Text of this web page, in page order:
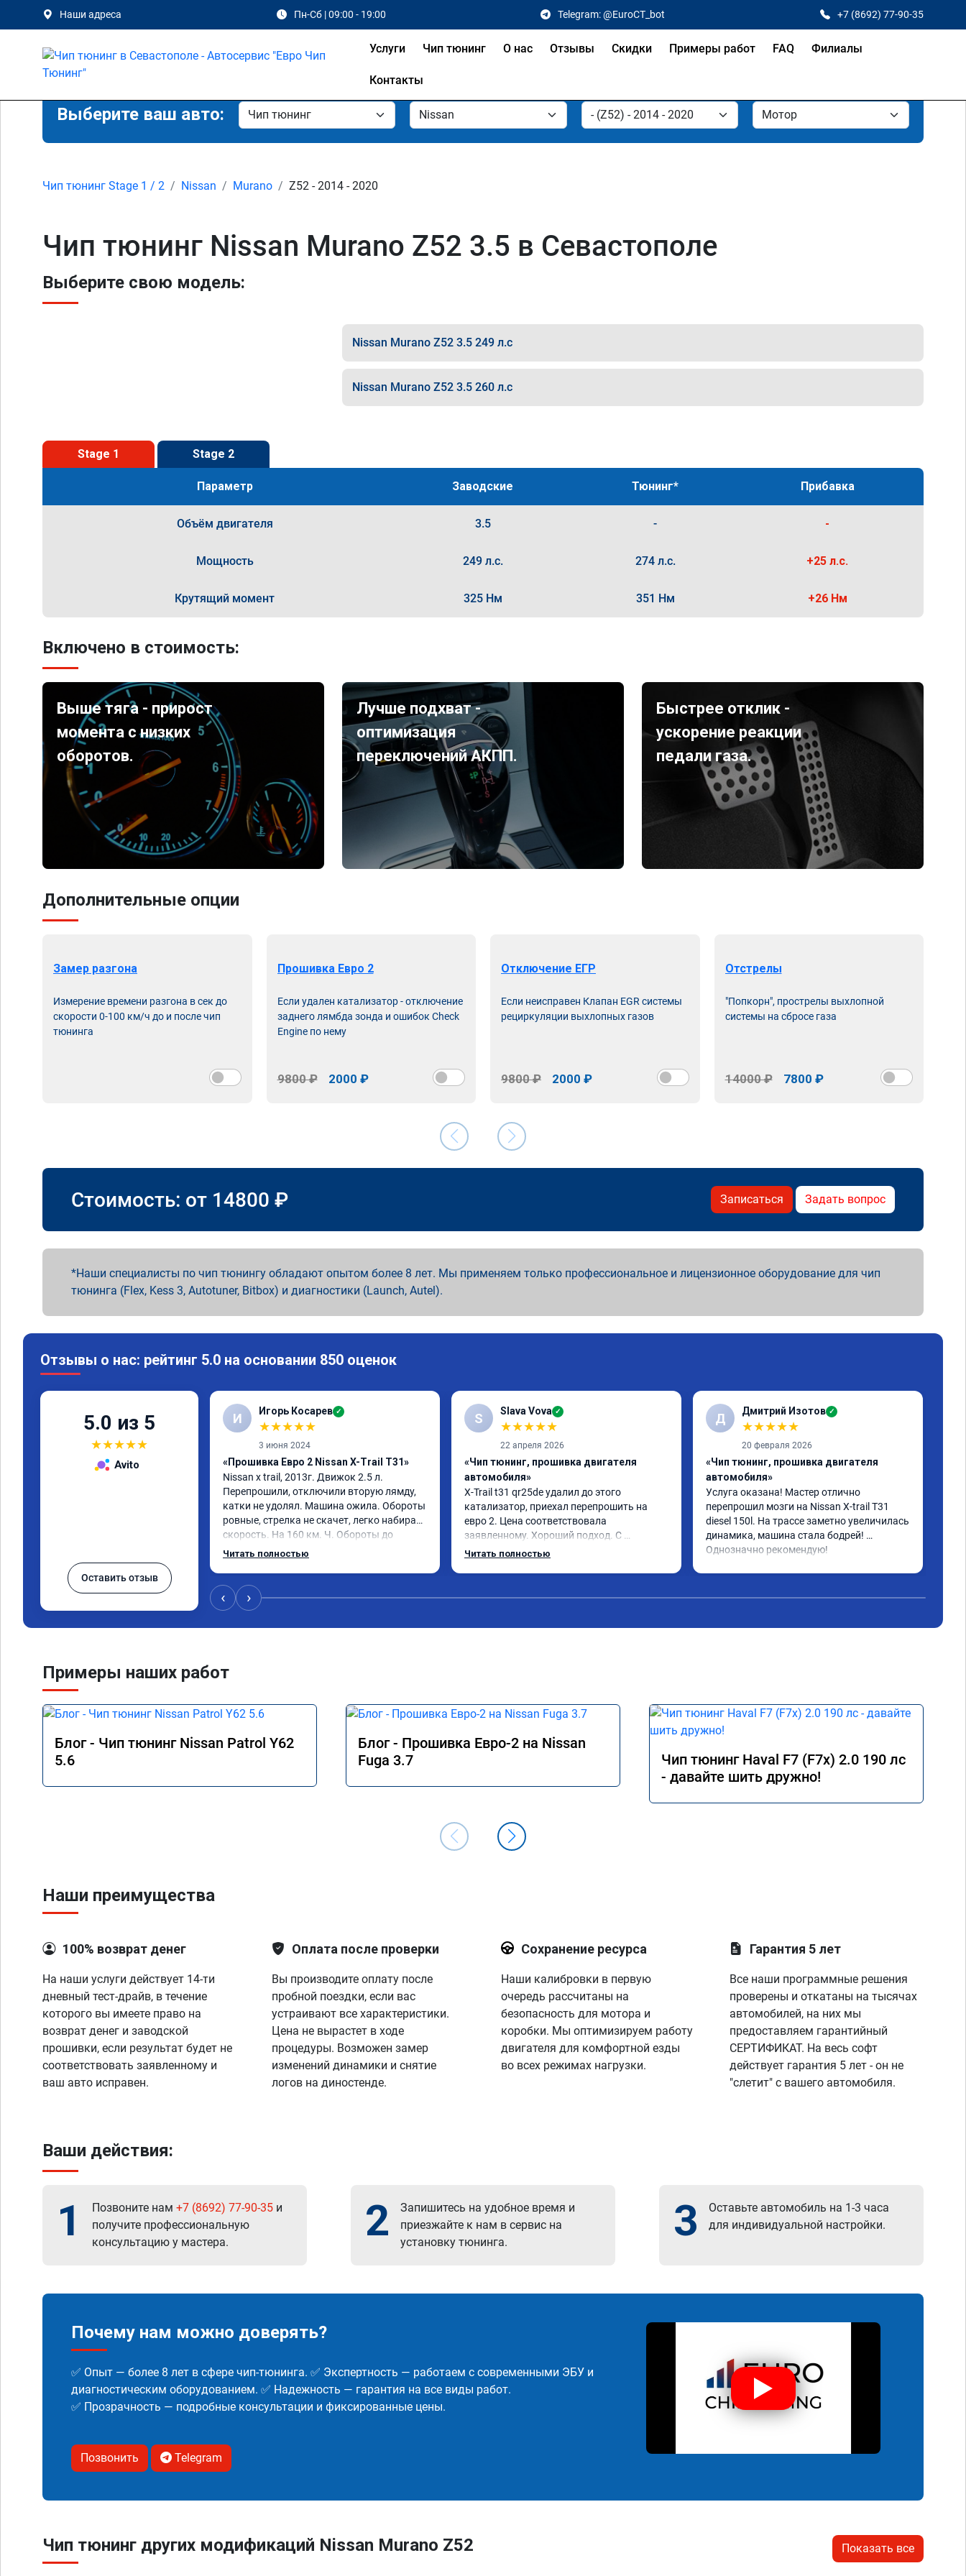
Наши адреса Пн-Сб | 09:00 - 19:00 Telegram: @EuroCT_bot +7 (8692) 77-90-35
Услуги Чип тюнинг О нас Отзывы Скидки Примеры работ FAQ Филиалы
Контакты
Выберите ваш авто:
Чип тюнинг Stage 1 / 2 Nissan Murano Z52 - 2014 - 2020
Чип тюнинг Nissan Murano Z52 3.5 в Севастополе
Выберите свою модель:
Nissan Murano Z52 3.5 249 л.с
Nissan Murano Z52 3.5 260 л.с
Stage 1 Stage 2
Параметр Заводские Тюнинг* Прибавка
Объём двигателя 3.5 - -
Мощность 249 л.с. 274 л.с. +25 л.с.
Крутящий момент 325 Нм 351 Нм +26 Нм
Включено в стоимость:
Выше тяга - прирост
момента с низких
оборотов.
Лучше подхват -
оптимизация
переключений АКПП.
Быстрее отклик -
ускорение реакции
педали газа.
Дополнительные опции
Замер разгона
Измерение времени разгона в сек до
скорости 0-100 км/ч до и после чип
тюнинга
Прошивка Евро 2
Если удален катализатор - отключение
заднего лямбда зонда и ошибок Check
Engine по нему
9800 ₽ 2000 ₽
Отключение ЕГР
Если неисправен Клапан EGR системы
рециркуляции выхлопных газов
9800 ₽ 2000 ₽
Отстрелы
"Попкорн", прострелы выхлопной
системы на сбросе газа
14000 ₽ 7800 ₽
Стоимость: от 14800 ₽ Записаться Задать вопрос
Наши специалисты по чип тюнингу обладают опытом более 8 лет. Мы применяем только профессиональное и лицензионное оборудование для чип
тюнинга (Flex, Kess 3, Autotuner, Bitbox) и диагностики (Launch, Autel).
Отзывы о нас: рейтинг 5.0 на основании 850 оценок
5.0 из 5
★★★★★
Avito
Оставить отзыв
И Игорь Косарев ✓
★★★★★
3 июня 2024
«Прошивка Евро 2 Nissan X-Trail T31»
Nissan x trаil, 2013г. Движок 2.5 л.
Перепрошили, отключили вторую лямду,
катки не удолял. Машина ожила. Обороты
ровные, стрелка не скачет, легко набирает
скорость. На 160 км. Ч. Обороты до
3000.расход тот-же без изменения 12л.
Читать полностью
S Slava Vova ✓
★★★★★
22 апреля 2026
«Чип тюнинг, прошивка двигателя
автомобиля»
X-Trail t31 qr25de удалил до этого
катализатор, приехал перепрошить на
евро 2. Цена соответствовала
заявленному. Хороший подход. С
уважением общались. Благодарю за
Читать полностью
Д Дмитрий Изотов ✓
★★★★★
20 февраля 2026
«Чип тюнинг, прошивка двигателя
автомобиля»
Услуга оказана! Мастер отлично
перепрошил мозги на Nissan X-trail T31
diesel 150l. На трассе заметно увеличилась
динамика, машина стала бодрей!
Однозначно рекомендую!
‹ ›
Примеры наших работ
Блог - Чип тюнинг Nissan Patrol Y62
5.6
Блог - Прошивка Евро-2 на Nissan
Fuga 3.7
Чип тюнинг Haval F7 (F7x) 2.0 190 лс
- давайте шить дружно!
Наши преимущества
100% возврат денег
На наши услуги действует 14-ти
дневный тест-драйв, в течение
которого вы имеете право на
возврат денег и заводской
прошивки, если результат будет не
соответствовать заявленному и
ваш авто исправен.
Оплата после проверки
Вы производите оплату после
пробной поездки, если вас
устраивают все характеристики.
Цена не вырастет в ходе
процедуры. Возможен замер
изменений динамики и снятие
логов на диностенде.
Сохранение ресурса
Наши калибровки в первую
очередь рассчитаны на
безопасность для мотора и
коробки. Мы оптимизируем работу
двигателя для комфортной езды
во всех режимах нагрузки.
Гарантия 5 лет
Все наши программные решения
проверены и откатаны на тысячах
автомобилей, на них мы
предоставляем гарантийный
СЕРТИФИКАТ. На весь софт
действует гарантия 5 лет - он не
"слетит" с вашего автомобиля.
Ваши действия:
1 Позвоните нам +7 (8692) 77-90-35 и
получите профессиональную
консультацию у мастера.
2
Запишитесь на удобное время и
приезжайте к нам в сервис на
установку тюнинга.
3
Оставьте автомобиль на 1-3 часа
для индивидуальной настройки.
Почему нам можно доверять?
✅ Опыт — более 8 лет в сфере чип-тюнинга. ✅ Экспертность — работаем с современными ЭБУ и
диагностическим оборудованием. ✅ Надежность — гарантия на все виды работ.
✅ Прозрачность — подробные консультации и фиксированные цены.
Позвонить Telegram
Чип тюнинг других модификаций Nissan Murano Z52 Показать все